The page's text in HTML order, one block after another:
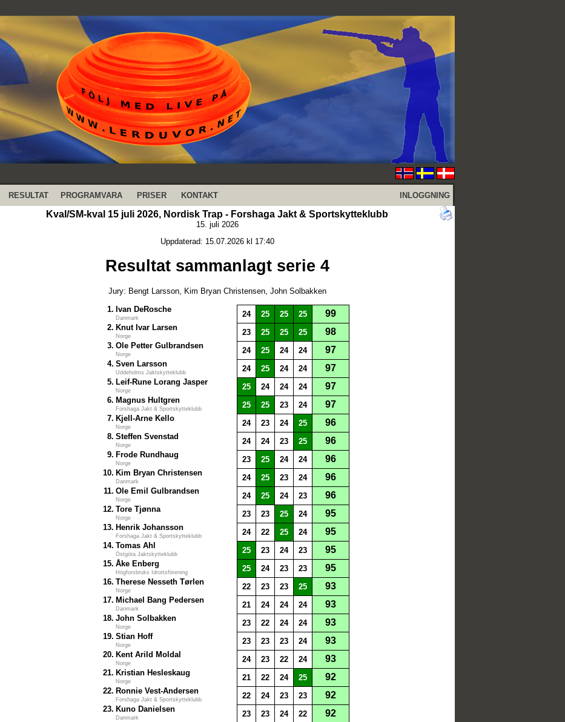
RESULTAT PROGRAMVARA PRISER KONTAKT INLOGGNING
Kval/SM-kval 15 juli 2026, Nordisk Trap - Forshaga Jakt & Sportskytteklubb
15. juli 2026
Uppdaterad: 15.07.2026 kl 17:40
Resultat sammanlagt serie 4
Jury: Bengt Larsson, Kim Bryan Christensen, John Solbakken
1. Ivan DeRosche
Danmark 24 25 25 25 99
2. Knut Ivar Larsen
Norge 23 25 25 25 98
3. Ole Petter Gulbrandsen
Norge 24 25 24 24 97
4. Sven Larsson
Uddeholms Jaktskytteklubb 24 25 24 24 97
5. Leif-Rune Lorang Jasper
Norge 25 24 24 24 97
6. Magnus Hultgren
Forshaga Jakt & Sportskytteklubb 25 25 23 24 97
7. Kjell-Arne Kello
Norge 24 23 24 25 96
8. Steffen Svenstad
Norge 24 24 23 25 96
9. Frode Rundhaug
Norge 23 25 24 24 96
10. Kim Bryan Christensen
Danmark 24 25 23 24 96
11. Ole Emil Gulbrandsen
Norge 24 25 24 23 96
12. Tore Tjønna
Norge 23 23 25 24 95
13. Henrik Johansson
Forshaga Jakt & Sportskytteklubb 24 22 25 24 95
14. Tomas Ahl
Östgöta Jaktskytteklubb 25 23 24 23 95
15. Åke Enberg
Högforsbruks Idrottsförening 25 24 23 23 95
16. Therese Nesseth Tørlen
Norge 22 23 23 25 93
17. Michael Bang Pedersen
Danmark 21 24 24 24 93
18. John Solbakken
Norge 23 22 24 24 93
19. Stian Hoff
Norge 23 23 23 24 93
20. Kent Arild Moldal
Norge 24 23 22 24 93
21. Kristian Hesleskaug
Norge 21 22 24 25 92
22. Ronnie Vest-Andersen
Forshaga Jakt & Sportskytteklubb 22 24 23 23 92
23. Kuno Danielsen
Danmark 23 23 24 22 92